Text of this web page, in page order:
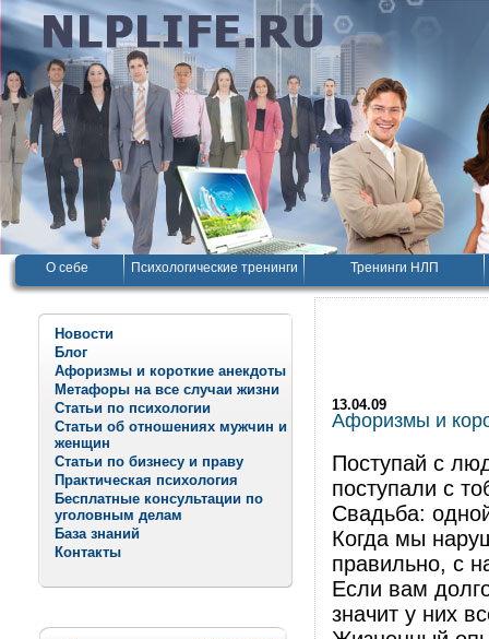
О себе Психологические тренинги Тренинги НЛП
Новости
Блог
Афоризмы и короткие анекдоты
Метафоры на все случаи жизни
Статьи по психологии
Статьи об отношениях мужчин и
женщин
Статьи по бизнесу и праву
Практическая психология
Бесплатные консультации по
уголовным делам
База знаний
Контакты
13.04.09
Афоризмы и
Поступай с
поступали с
Свадьба:
Когда мы
правильно, с
Если вам
значит у них